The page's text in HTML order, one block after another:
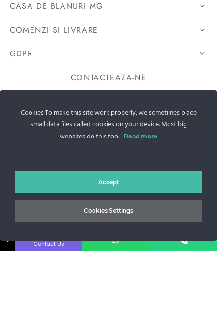
CASA DE BLANURI MG
COMENZI SI LIVRARE
GDPR
CONTACTEAZA-NE
Sos. Stefan cel Mare 46
+40 727 225 262
Noutati Casa de blanuri MG
Cookies To make this site work properly, we sometimes place
small data files called cookies on your device. Most big
websites do this too.
Read more
Accept
Cookies Settings
↓ Contact Us